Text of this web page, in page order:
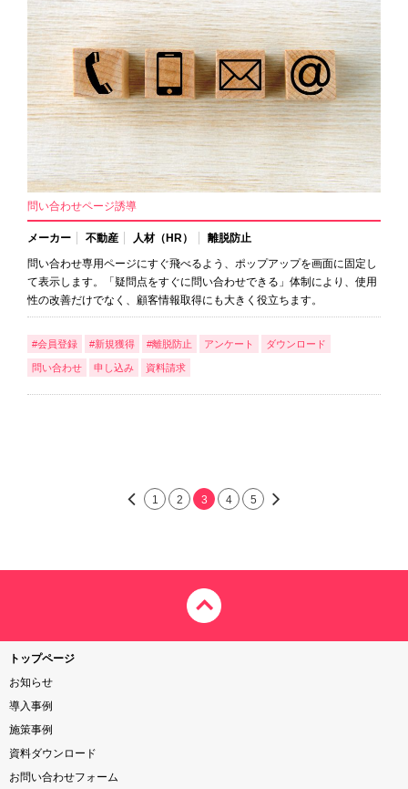
問い合わせページ誘導
メーカー 不動産 人材（HR）
離脱防止
問い合わせ専用ページにすぐ飛べるよう、ポップアップを画面に固定し
て表示します。「疑問点をすぐに問い合わせできる」体制により、使用
性の改善だけでなく、顧客情報取得にも大きく役立ちます。
#会員登録 #新規獲得 #離脱防止 アンケート ダウンロード
問い合わせ 申し込み 資料請求
1 2 3 4 5
トップページ
お知らせ
導入事例
施策事例
資料ダウンロード
お問い合わせフォーム